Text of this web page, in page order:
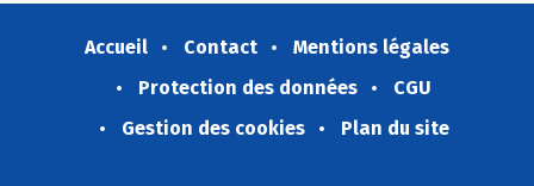
Accueil Contact
Mentions légales
Protection des données
CGU
Gestion des cookies
Plan du site